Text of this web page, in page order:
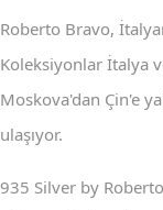
Roberto Bravo,
Koleksiyonlar İtalya
Moskova'dan Çin'e
ulaşıyor.
935 Silver by